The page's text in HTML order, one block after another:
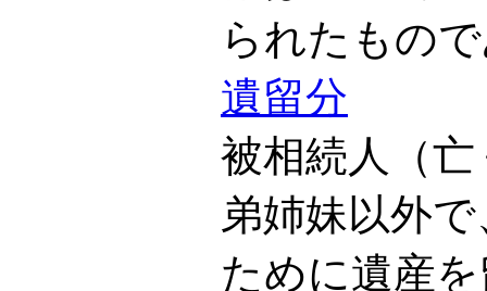
られたもの
遺留分
被相続人（
弟姉妹以外
ために遺産